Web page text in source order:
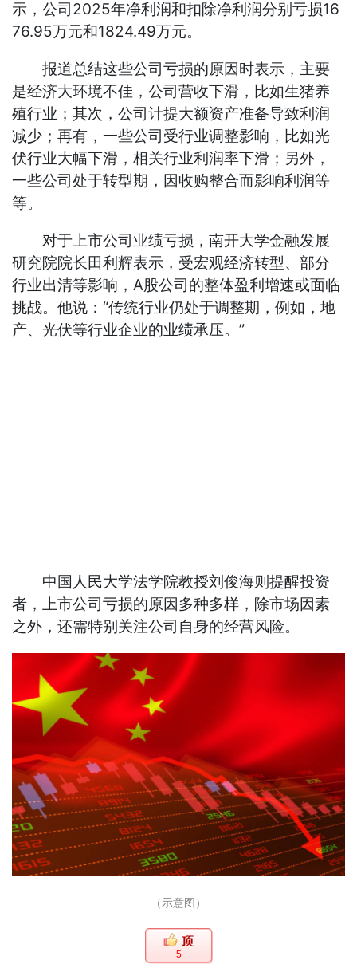
示，公司2025年净利润和扣除净利润分别亏损16
76.95万元和1824.49万元。
报道总结这些公司亏损的原因时表示，主要
是经济大环境不佳，公司营收下滑，比如生猪养
殖行业；其次，公司计提大额资产准备导致利润
减少；再有，一些公司受行业调整影响，比如光
伏行业大幅下滑，相关行业利润率下滑；另外，
一些公司处于转型期，因收购整合而影响利润等
等。
对于上市公司业绩亏损，南开大学金融发展
研究院院长田利辉表示，受宏观经济转型、部分
行业出清等影响，A股公司的整体盈利增速或面临
挑战。他说：“传统行业仍处于调整期，例如，地
产、光伏等行业企业的业绩承压。”
中国人民大学法学院教授刘俊海则提醒投资
者，上市公司亏损的原因多种多样，除市场因素
之外，还需特别关注公司自身的经营风险。
（示意图）
5